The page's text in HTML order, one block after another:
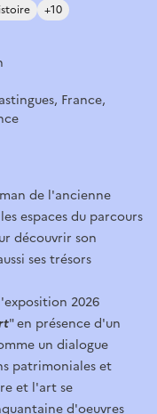
+10
France,
de l'ancienne
espaces du parcours
découvrir son
ses trésors
2026
" en présence d'un
un dialogue
patrimoniales et
et l'art se
d'oeuvres